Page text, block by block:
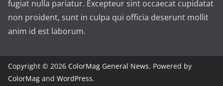
fugiat nulla pariatur. Excepteur sint occaecat cupidatat
non proident, sunt in culpa qui officia deserunt mollit
anim id est laborum.
Copyright © 2026 ColorMag General News. Powered by
ColorMag and WordPress.